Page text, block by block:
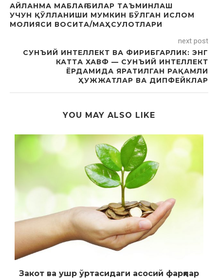
АЙЛАНМА МАБЛАҒ БИЛАР ТАЪМИНЛАШ
УЧУН ҚЎЛЛАНИШИ МУМКИН БЎЛГАН ИСЛОМ
МОЛИЯСИ ВОСИТА/МАҲСУЛОТЛАРИ
next post
СУНЪИЙ ИНТЕЛЛЕКТ ВА ФИРИБГАРЛИК: ЭНГ
КАТТА ХАВФ — СУНЪИЙ ИНТЕЛЛЕКТ
ЁРДАМИДА ЯРАТИЛГАН РАҚАМЛИ
ҲУЖЖАТЛАР ВА ДИПФЕЙКЛАР
YOU MAY ALSO LIKE
Закот ва ушр ўртасидаги асосий фарқлар